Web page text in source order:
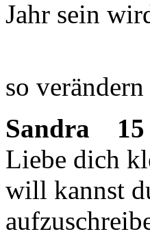
Jahr sein
so
Sandra
15
Liebe dich
will kannst